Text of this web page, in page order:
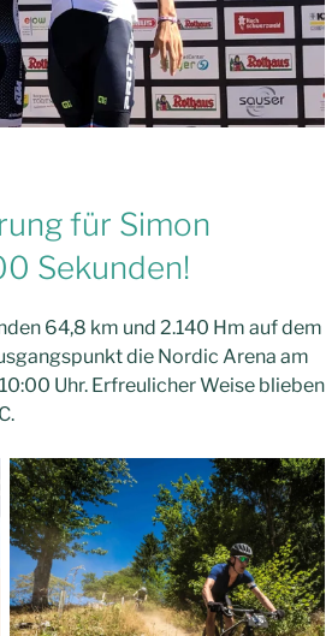
für Simon
Sekunden!
64,8 km und 2.140 Hm auf dem
die Nordic Arena am
Uhr. Erfreulicher Weise blieben